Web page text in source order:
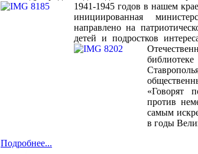
1941-1945 годов в нашем
инициированная
направлено на
детей и подростков
«Говорят
против
самым
в годы
Подробнее...